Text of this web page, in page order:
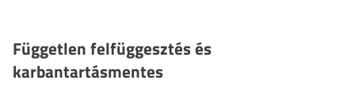
Független felfüggesztés és
karbantartásmentes